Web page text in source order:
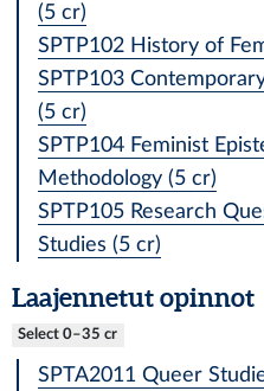
(5 cr)
SPTP102 History of
SPTP103
(5 cr)
SPTP104 Feminist
Methodology (5 cr)
SPTP105 Research
Studies (5 cr)
Laajennetut opinnot
Select 0–35 cr
SPTA2011 Queer